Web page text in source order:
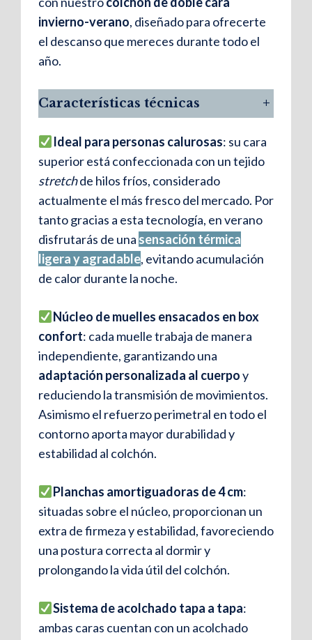
invierno-verano, diseñado para ofrecerte
el descanso que mereces durante todo el
año.
Características técnicas +
Ideal para personas calurosas: su cara
superior está confeccionada con un tejido
stretchde hilos fríos, considerado
actualmente el más fresco del mercado. Por
tanto gracias a esta tecnología, en verano
disfrutarás de una sensación térmica
ligera y agradable, evitando acumulación
de calor durante la noche.
Núcleo de muelles ensacados en box
confort: cada muelle trabaja de manera
independiente, garantizando una
adaptación personalizada al cuerpoy
reduciendo la transmisión de movimientos.
Asimismo el refuerzo perimetral en todo el
contorno aporta mayor durabilidad y
estabilidad al colchón.
Planchas amortiguadoras de 4 cm:
situadas sobre el núcleo, proporcionan un
extra de firmeza y estabilidad, favoreciendo
una postura correcta al dormir y
prolongando la vida útil del colchón.
Sistema de acolchado tapa a tapa:
ambas caras cuentan con un acolchado